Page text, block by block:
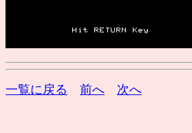
一覧に戻る 前へ 次へ